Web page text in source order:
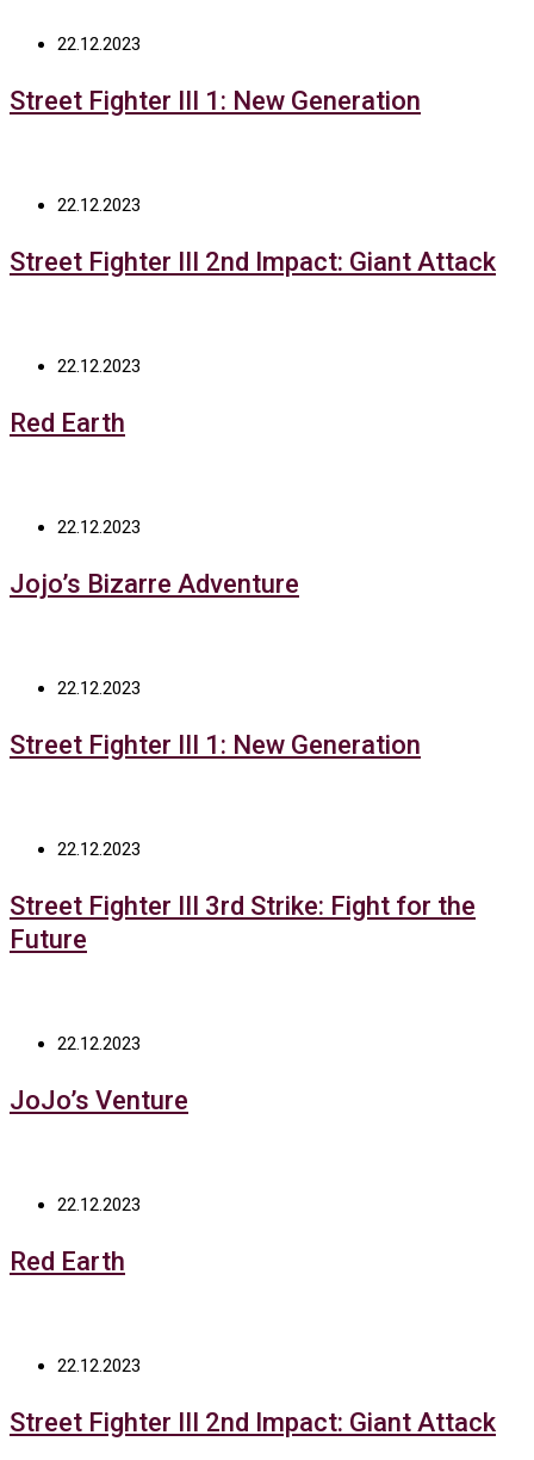
22.12.2023
Street Fighter III 1: New Generation
22.12.2023
Street Fighter III 2nd Impact: Giant Attack
22.12.2023
Red Earth
22.12.2023
Jojo’s Bizarre Adventure
22.12.2023
Street Fighter III 1: New Generation
22.12.2023
Street Fighter III 3rd Strike: Fight for the
Future
22.12.2023
JoJo’s Venture
22.12.2023
Red Earth
22.12.2023
Street Fighter III 2nd Impact: Giant Attack